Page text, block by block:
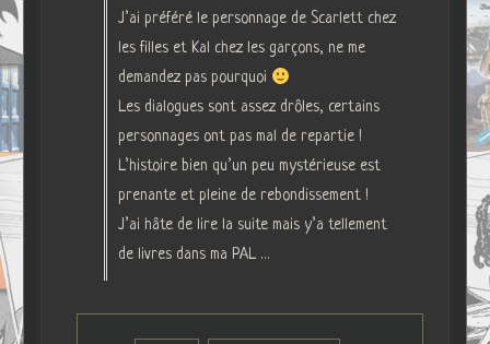
J’ai préféré le personnage de Scarlett chez
les filles et Kal chez les garçons, ne me
demandez pas pourquoi
Les dialogues sont assez drôles, certains
personnages ont pas mal de repartie !
L’histoire bien qu’un peu mystérieuse est
prenante et pleine de rebondissement !
J’ai hâte de lire la suite mais y’a tellement
de livres dans ma PAL …